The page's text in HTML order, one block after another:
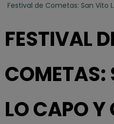
Festival de Cometas: San Vito
FESTIVAL
COMETAS:
LO CAPO Y